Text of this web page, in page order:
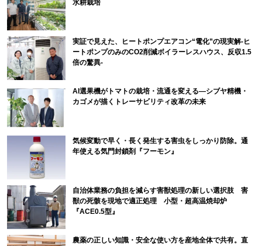
水耕栽培
実証で見えた、ヒートポンプエアコン“電化”の現実解-ヒ
ートポンプのみのCO2削減ボイラーレスハウス、反収1.5
倍の驚異-
AI選果機がトマトの栽培・流通を変える―シブヤ精機・
カゴメが描くトレーサビリティ改革の未来
気候変動で早く・長く発生する害虫をしっかり防除。通
年使える気門封鎖剤『フーモン』
自治体業務の負担を減らす害獣処理の新しい選択肢 害
獣の死骸を現地で適正処理 小型・超高温焼却炉
『ACE0.5型』
農薬の正しい知識・安全な使い方を産地全体で共有。直